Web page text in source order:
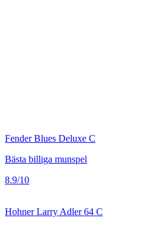
Fender Blues Deluxe C
Bästa billiga munspel
8.9/10
Hohner Larry Adler 64 C